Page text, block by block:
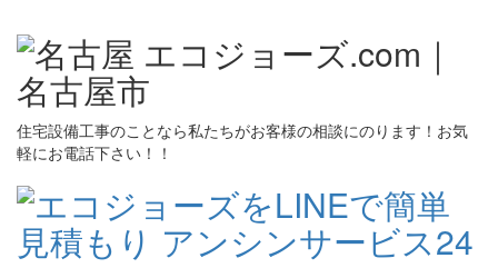
住宅設備工事のことなら私たちがお客様の相談にのります！お気
軽にお電話下さい！！